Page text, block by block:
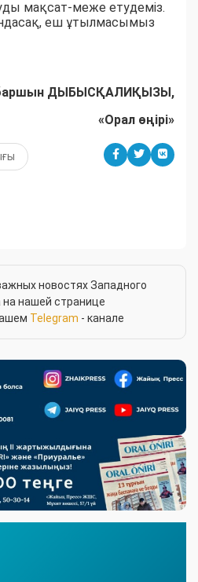
мақсат-меже етудеміз.
еш ұтылмасымыз
ДЫБЫСҚАЛИҚЫЗЫ,
«Орал өңірі»
новостях Западного
на нашей странице
Telegram - канале